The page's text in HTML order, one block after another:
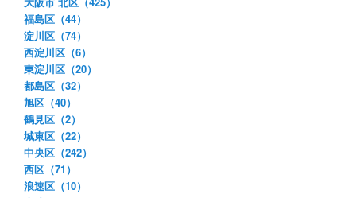
福島区（44）
淀川区（74）
西淀川区（6）
東淀川区（20）
都島区（32）
旭区（40）
鶴見区（2）
城東区（22）
中央区（242）
西区（71）
浪速区（10）